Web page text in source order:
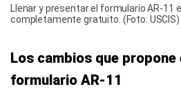
Llenar y presentar el formulario AR-11
completamente gratuito. (Foto: USCIS)
Los cambios que propone
formulario AR-11